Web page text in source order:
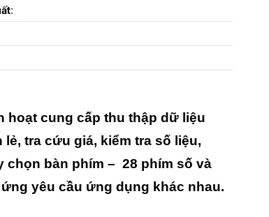
hoạt cung cấp thu thập dữ liệu
tra cứu giá, kiểm tra số liệu,
chọn bàn phím – 28 phím số và
yêu cầu ứng dụng khác nhau.